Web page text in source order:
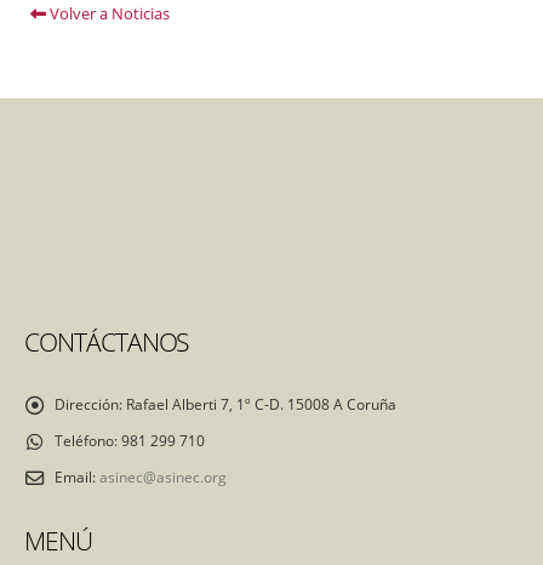
Volver a Noticias
CONTÁCTANOS
Dirección: Rafael Alberti 7, 1º C-D. 15008 A Coruña
Teléfono:981 299 710
Email:asinec@asinec.org
MENÚ